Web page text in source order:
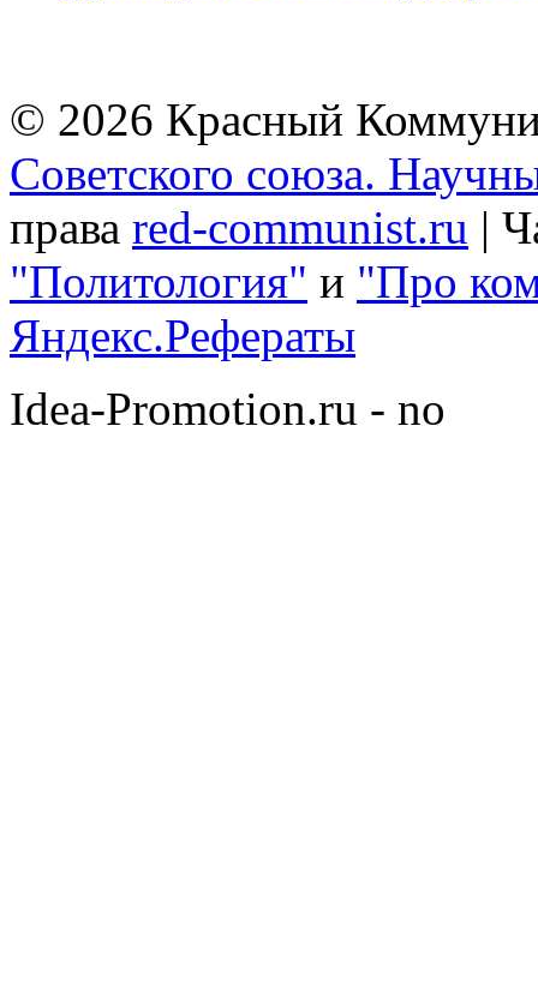
© 2026 Красный
Советского союза.
права red-communist.ru |
"Политология" и "Про
Яндекс.Рефераты
Idea-Promotion.ru - no